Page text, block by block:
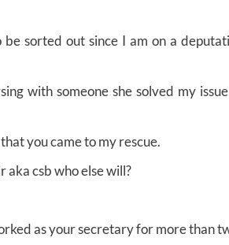
be sorted out since I am on a
with someone she solved my
you came to my rescue.
aka csb who else will?
as your secretary for more than